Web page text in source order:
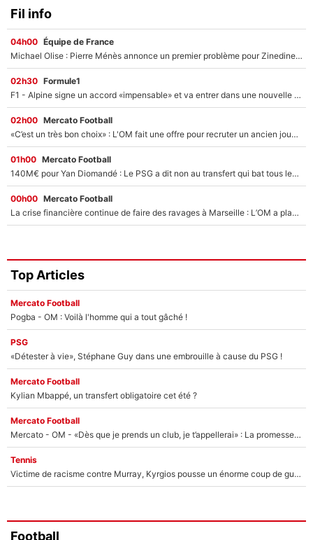
Fil info
04h00 Équipe de France
Michael Olise : Pierre Ménès annonce un premier problème pour Zinedine Zidane en équipe de France
02h30 Formule1
F1 - Alpine signe un accord «impensable» et va entrer dans une nouvelle dimension : Grande nouvelle pour Pierre Gasly !
02h00 Mercato Football
«C’est un très bon choix» : L'OM fait une offre pour recruter un ancien joueur du PSG... et c'est validé dans l'After Foot !
01h00 Mercato Football
140M€ pour Yan Diomandé : Le PSG a dit non au transfert qui bat tous les records sur le mercato
00h00 Mercato Football
La crise financière continue de faire des ravages à Marseille : L’OM a placé 12 joueurs sur le marché des transferts… et ça pourrait lui rapporter près de 100M€ !
Top Articles
Mercato Football
Pogba - OM : Voilà l'homme qui a tout gâché !
PSG
«Détester à vie», Stéphane Guy dans une embrouille à cause du PSG !
Mercato Football
Kylian Mbappé, un transfert obligatoire cet été ?
Mercato Football
Mercato - OM - «Dès que je prends un club, je t’appellerai» : La promesse de Marcelino au moment de claquer la porte
Tennis
Victime de racisme contre Murray, Kyrgios pousse un énorme coup de gueule !
Football